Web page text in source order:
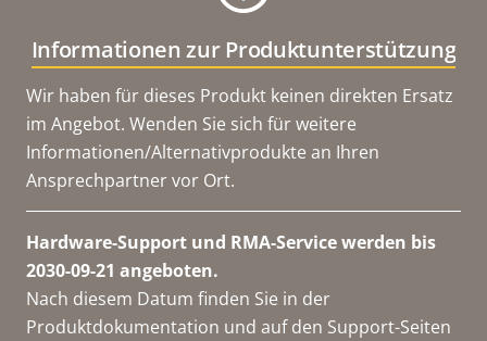
Informationen zur Produktunterstützung
Wir haben für dieses Produkt keinen direkten Ersatz
im Angebot. Wenden Sie sich für weitere
Informationen/Alternativprodukte an Ihren
Ansprechpartner vor Ort.
Hardware-Support und RMA-Service werden bis
2030-09-21 angeboten.
Nach diesem Datum finden Sie in der
Produktdokumentation und auf den Support-Seiten